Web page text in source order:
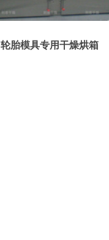
轮胎模具专用干燥烘箱